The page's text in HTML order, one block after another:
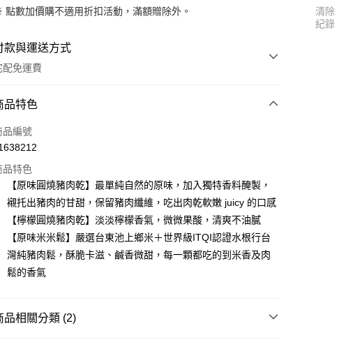
點數加價購不適用折扣活動，滿額贈除外。
款與運送方式
配免運費
付款方式
用卡一次付款
Pay
遊付
Pay
盈+PAY
品特色
品編號
品特色
【原味圓燒豬肉乾】最單純自然的原味，加入獨特香料醃製，
襯托出豬肉的甘甜，保留豬肉纖維，吃出肉乾軟嫩 juicy 的口感
【檸檬圓燒豬肉乾】淡淡檸檬香氣，微微果酸，清爽不油膩
【原味米米鬆】嚴選台東池上鄉米＋世界級ITQI認證水根行台
灣純豬肉鬆，酥脆卡滋、鹹香微甜，每一顆都吃的到米香及肉
鬆的香氣
品相關分類 (2)
清除
紀錄